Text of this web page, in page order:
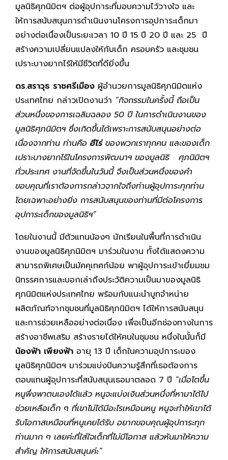
มูลนิธิศุภนิมิตฯ ต่อผู้อุปการะที่มอบความไว้วางใจ และ
ให้การสนับสนุนการดำเนินงานโครงการอุปการะเด็กมา
อย่างต่อเนื่องเป็นระยะเวลา 10 ปี 15 ปี 20 ปี และ 25 ปี
สร้างความเปลี่ยนแปลงให้กับเด็ก ครอบครัว และชุมชน
เปราะบางยากไร้ให้มีชีวิตที่ดียิ่งขึ้น
ดร.สราวุธ ราชศรีเมือง ผู้อำนวยการมูลนิธิศุภนิมิตแห่ง
ประเทศไทย กล่าวเปิดงานว่า “กิจกรรมในครั้งนี้ ถือเป็น
ส่วนหนึ่งของการเฉลิมฉลอง 50 ปี ในการดำเนินงานของ
มูลนิธิศุภนิมิตฯ ซึ่งเกิดขึ้นได้เพราะการสนับสนุนอย่างต่อ
เนื่องจากท่าน ท่านคือ ฮีโร่ ของพวกเราทุกคน และของเด็ก
เปราะบางยากไร้ในโครงการพัฒนาฯ ของมูลนิธิ ศุภนิมิตฯ
ทั่วประเทศ งานที่จัดขึ้นในวันนี้ จึงเป็นส่วนหนึ่งของคำ
ขอบคุณที่เราต้องการกล่าวจากใจถึงท่านผู้อุปการะทุกท่าน
โดยเฉพาะอย่างยิ่ง การสนับสนุนของท่านที่มีต่อโครงการ
อุปการะเด็กของมูลนิธิฯ”
โดยในงานนี้ มีตัวแทนน้องๆ นักเรียนในพื้นที่การดำเนิน
งานของมูลนิธิศุภนิมิตฯ มาร่วมในงาน ทั้งได้แสดงความ
สามารถพิเศษเป็นมัคคุเทศก์น้อย พาผู้อุปการะเข้าเยี่ยมชม
นิทรรศการและบอกเล่าถึงประวัติความเป็นมาของมูลนิธิ
ศุภนิมิตแห่งประเทศไทย พร้อมกับแนะนำบูทจำหน่าย
ผลิตภัณฑ์จากชุมชนที่มูลนิธิศุภนิมิตฯ ได้ให้การสนับสนุน
และการช่วยเหลืออย่างต่อเนื่อง เพื่อเป็นอีกช่องทางในการ
สร้างอาชีพเสริม สร้างรายได้ให้คนในชุมชน หนึ่งในนั้นก็มี
น้องฟ้า เพียงฟ้า อายุ 13 ปี เด็กในความอุปการะของ
มูลนิธิศุภนิมิตฯ มาร่วมแบ่งปันความรู้สึกที่เธอต้องการ
ตอบแทนผู้อุปการะที่สนับสนุนเธอมาตลอด 7 ปี “เมื่อโตขึ้น
หนูพึ่งพาตนเองได้แล้ว หนูจะแบ่งเงินส่วนหนึ่งที่หามาได้ไป
ช่วยเหลือเด็ก ๆ ที่เขาไม่ได้มีอะไรเหมือนหนู หนูจะทำให้เขาได้
รับโอกาสเหมือนที่หนูเคยได้รับ อยากขอบคุณผู้อุปการะทุก
ท่านมาก ๆ เลยค่ะที่ใส่ใจเด็กที่ไม่มีโอกาส แล้วหันมาให้ความ
สำคัญ ให้การสนับสนุนค่ะ”